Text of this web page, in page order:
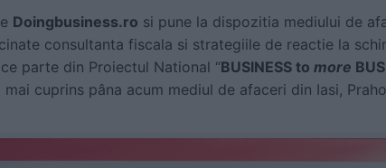
Doingbusiness.ro si pune la dispozitia mediului de
consultanta fiscala si strategiile de reactie la
parte din Proiectul National “BUSINESS to more
cuprins pâna acum mediul de afaceri din Iasi,